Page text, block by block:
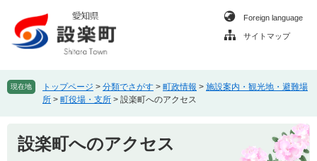
頭
で
飛
ば
Foreign language
サイトマップ
現在地 トップページ > 分類でさがす > 町政情報 > 施設案内・観光地・避難場
所 > 町役場・支所 > 設楽町へのアクセス
設楽町へのアクセス